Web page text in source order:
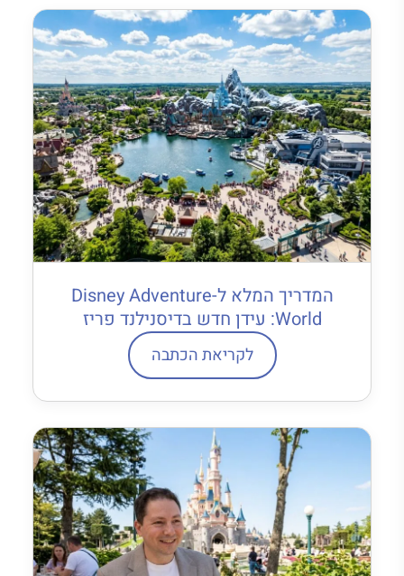
המדריך המלא ל-Disney Adventure
World: עידן חדש בדיסנילנד פריז
לקריאת הכתבה